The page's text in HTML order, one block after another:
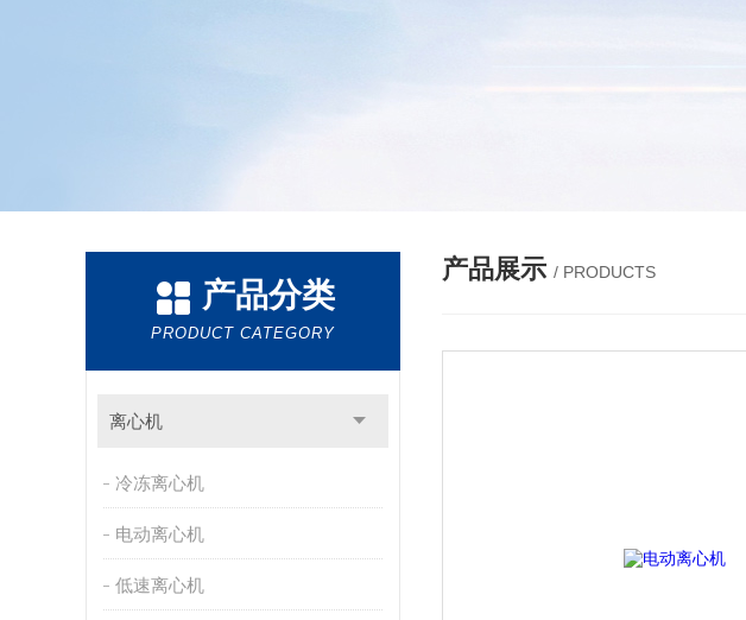
产品分类
PRODUCT CATEGORY
离心机
冷冻离心机
电动离心机
低速离心机
产品展示 / PRODUCTS